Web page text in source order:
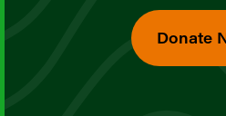
Donate